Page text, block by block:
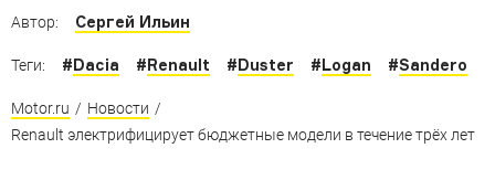
Автор: Сергей Ильин
Теги: #Dacia #Renault #Duster #Logan #Sandero
Motor.ru / Новости /
Renault электрифицирует бюджетные модели в течение трёх лет